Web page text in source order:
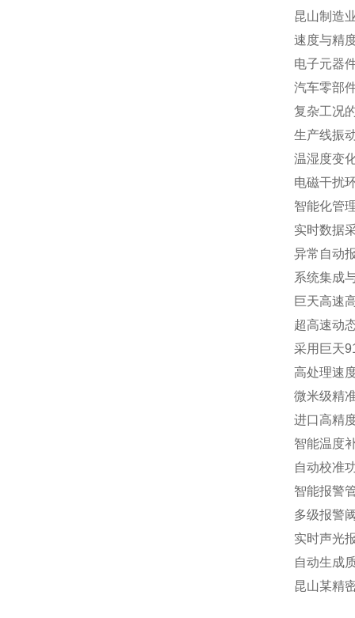
昆山制造
速度与精
电子元器
汽车零部
复杂工况
生产线振
温湿度变
电磁干扰
智能化管
实时数据
异常自动
系统集成
巨天高速
超高速动
采用巨天
高处理速
微米级精
进口高精
智能温度
自动校准
智能报警
多级报警
实时声光
自动生成
昆山某精